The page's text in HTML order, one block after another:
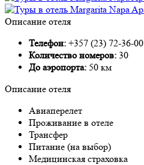
Описание отеля
Телефон: +357 (23) 72-36-00
Количество номеров: 30
До аэропорта: 50 км
Описание отеля
Авиаперелет
Проживание в отеле
Трансфер
Питание (на выбор)
Медицинская страховка